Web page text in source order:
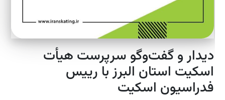
دیدار و گفت‌وگو سرپرست هیأت
اسکیت استان البرز با رییس
فدراسیون اسکیت